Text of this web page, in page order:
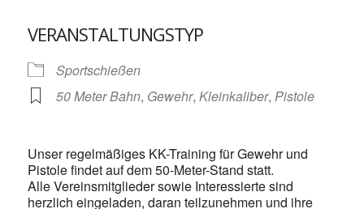
VERANSTALTUNGSTYP
Sportschießen
50 Meter Bahn, Gewehr, Kleinkaliber, Pistole
Unser regelmäßiges KK-Training für Gewehr und
Pistole findet auf dem 50-Meter-Stand statt.
Alle Vereinsmitglieder sowie Interessierte sind
herzlich eingeladen, daran teilzunehmen und ihre